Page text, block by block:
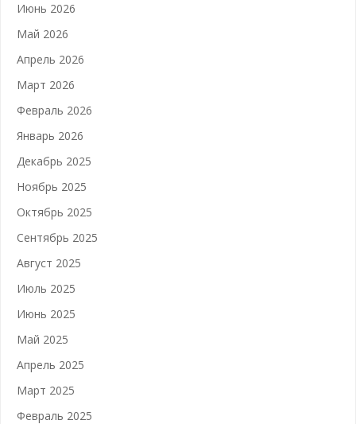
Июнь 2026
Май 2026
Апрель 2026
Март 2026
Февраль 2026
Январь 2026
Декабрь 2025
Ноябрь 2025
Октябрь 2025
Сентябрь 2025
Август 2025
Июль 2025
Июнь 2025
Май 2025
Апрель 2025
Март 2025
Февраль 2025